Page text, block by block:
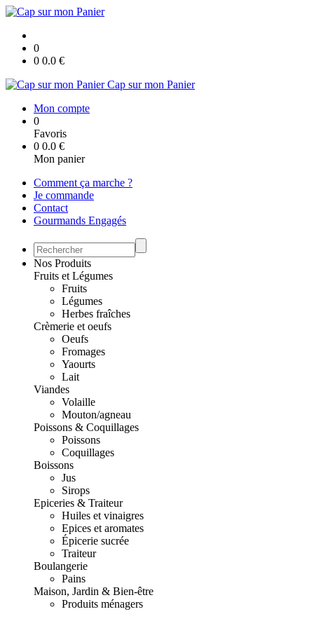
0
0 0.0 €
Cap sur mon Panier
Mon compte
0
Favoris
0 0.0 €
Mon panier
Comment ça marche ?
Je commande
Contact
Gourmands Engagés
Nos Produits
Fruits et Légumes
Fruits
Légumes
Herbes fraîches
Crèmerie et oeufs
Oeufs
Fromages
Yaourts
Lait
Viandes
Volaille
Mouton/agneau
Poissons & Coquillages
Poissons
Coquillages
Boissons
Jus
Sirops
Epiceries & Traiteur
Huiles et vinaigres
Epices et aromates
Épicerie sucrée
Traiteur
Boulangerie
Pains
Maison, Jardin & Bien-être
Produits ménagers